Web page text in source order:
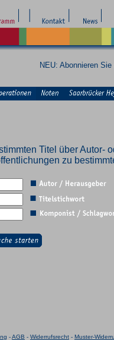
NEU: Abonnieren Sie
Titel über Autor-
zu
-AGB - Widerrufsrecht - Muster-